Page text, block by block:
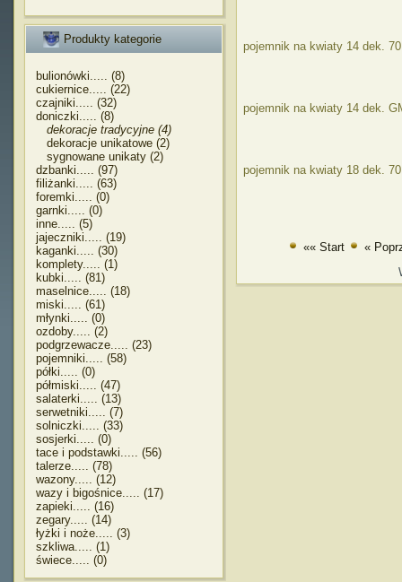
Produkty kategorie
bulionówki..... (8)
cukiernice..... (22)
czajniki..... (32)
doniczki..... (8)
dekoracje tradycyjne (4)
dekoracje unikatowe (2)
sygnowane unikaty (2)
dzbanki..... (97)
filiżanki..... (63)
foremki..... (0)
garnki..... (0)
inne..... (5)
jajeczniki..... (19)
kaganki..... (30)
komplety..... (1)
kubki..... (81)
maselnice..... (18)
miski..... (61)
młynki..... (0)
ozdoby..... (2)
podgrzewacze..... (23)
pojemniki..... (58)
półki..... (0)
półmiski..... (47)
salaterki..... (13)
serwetniki..... (7)
solniczki..... (33)
sosjerki..... (0)
tace i podstawki..... (56)
talerze..... (78)
wazony..... (12)
wazy i bigośnice..... (17)
zapieki..... (16)
zegary..... (14)
łyżki i noże..... (3)
szkliwa..... (1)
świece..... (0)
pojemnik na kwiaty 14 dek.
pojemnik na kwiaty 14 dek.
pojemnik na kwiaty 18 dek.
«« Start
«